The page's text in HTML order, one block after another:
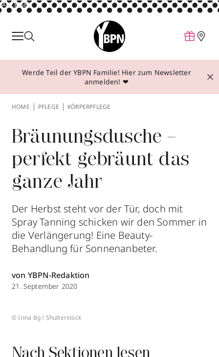
ANZEIGE
Parfum
Make-up
Behandlungen
Über YBPN
Aktionen
Storefinder
Werde Teil der YBPN Familie! Hier zum Newsletter
anmelden! ❤
HOME PFLEGE KÖRPERPFLEGE
Bräunungsdusche –
perfekt gebräunt das
ganze Jahr
Der Herbst steht vor der Tür, doch mit
Spray Tanning schicken wir den Sommer in
die Verlängerung! Eine Beauty-
Behandlung für Sonnenanbeter.
von YBPN-Redaktion
21. September 2020
© Irina Bg / Shutterstock